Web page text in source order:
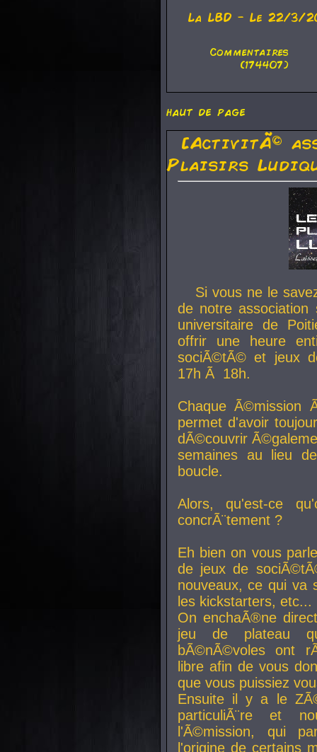
La LBD - Le 22/3/
Commentaires
(174407)
haut de page
[ActivitÃ©
Plaisirs
Si vous ne le
de notre
universitaire de
offrir une heure
sociÃ©tÃ© et jeux
17h Ã 18h.
Chaque Ã©mission
permet d'avoir
dÃ©couvrir
semaines au lieu
boucle.
Alors, qu'est-ce
concrÃ¨tement ?
Eh bien on vous
de jeux de
nouveaux, ce qui va
les kickstarters, etc...
On enchaÃ®ne
jeu de plateau
bÃ©nÃ©voles ont
libre afin de vous
que vous puissiez
Ensuite il y a le
particuliÃ¨re et
l'Ã©mission, qui
l'origine de certains